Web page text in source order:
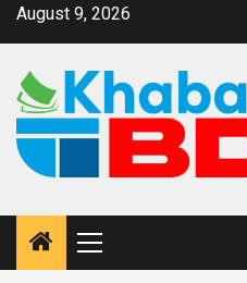
August 9, 2026